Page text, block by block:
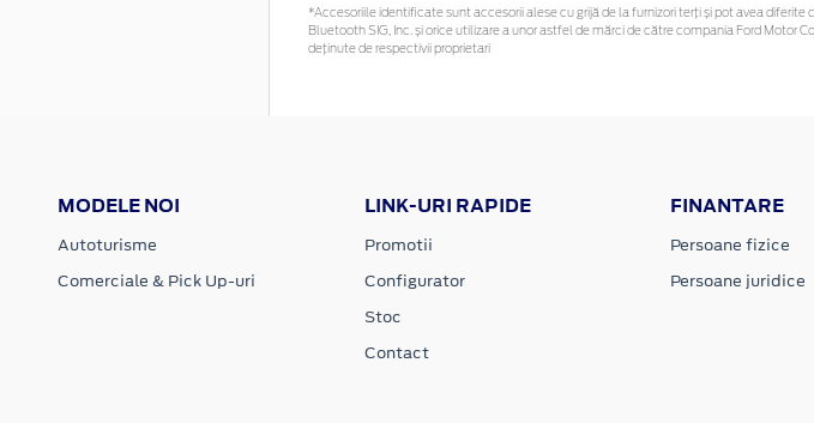
*Accesoriile identificate sunt accesorii alese cu grijă de la furnizori terți și pot avea
Bluetooth SIG, Inc. și orice utilizare a unor astfel de mărci de către compania Ford
deținute de respectivii proprietari
MODELE NOI
Autoturisme
Comerciale & Pick Up-uri
LINK-URI RAPIDE
Promotii
Configurator
Stoc
Contact
FINANTARE
Persoane fizice
Persoane juridice